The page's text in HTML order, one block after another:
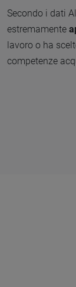
Secondo i dati
estremamente
lavoro o ha
competenze